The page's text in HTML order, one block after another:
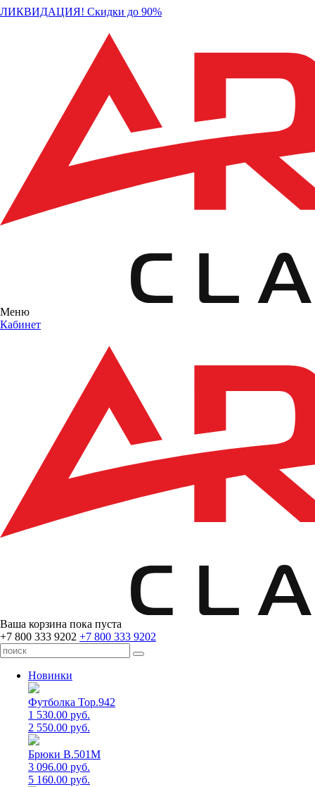
ЛИКВИДАЦИЯ! Скидки до 90%
Меню
Кабинет
Ваша корзина пока пуста
+7 800 333 9202 +7 800 333 9202
Новинки
Футболка Top.942
1 530.00 руб.
2 550.00 руб.
Брюки B.501M
3 096.00 руб.
5 160.00 руб.